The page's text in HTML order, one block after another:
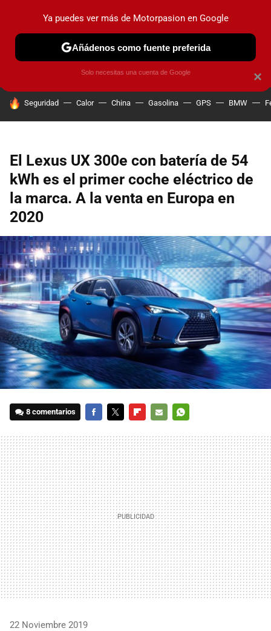
PRUEBAS COCHES ELÉCTRICOS OBSERVATORIO
HOY SE HABLA DE
Seguridad Calor China Gasolina GPS BMW
El Lexus UX 300e con batería de 54
kWh es el primer coche eléctrico de
la marca. A la venta en Europa en
2020
8 comentarios
MAIL
22 Noviembre 2019
×
Ya puedes ver más de Motorpasion en Google
Añádenos como fuente preferida
Solo necesitas una cuenta de Google